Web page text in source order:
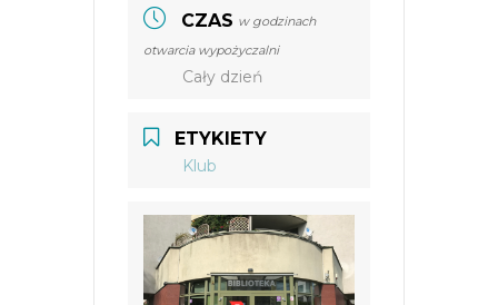
CZAS w godzinach
otwarcia wypożyczalni
Cały dzień
ETYKIETY
Klub